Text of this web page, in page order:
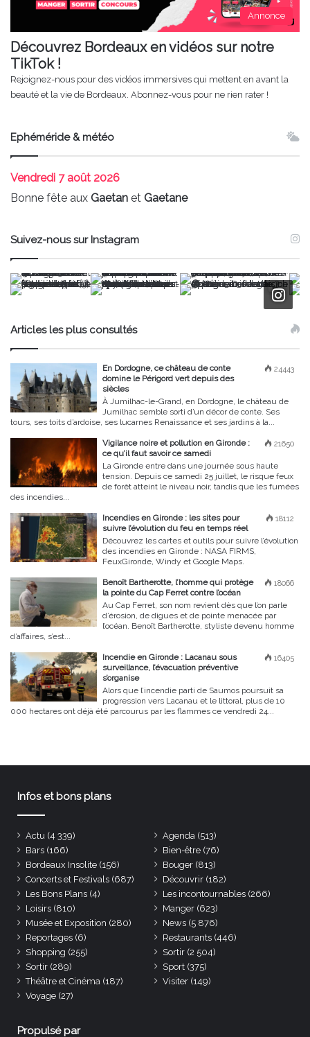
Annonce
Découvrez Bordeaux en vidéos sur notre
TikTok !
Rejoignez-nous pour des vidéos immersives qui mettent en avant la
beauté et la vie de Bordeaux. Abonnez-vous pour ne rien rater !
Ephéméride & météo
Vendredi 7 août 2026
Bonne fête aux Gaetan et Gaetane
Suivez-nous sur Instagram
Articles les plus consultés
24443
En Dordogne, ce château de conte
domine le Périgord vert depuis des
siècles
À Jumilhac-le-Grand, en Dordogne, le château de
Jumilhac semble sorti d’un décor de conte. Ses
tours, ses toits d’ardoise, ses lucarnes Renaissance et ses jardins à la...
21650
Vigilance noire et pollution en Gironde :
ce qu’il faut savoir ce samedi
La Gironde entre dans une journée sous haute
tension. Depuis ce samedi 25 juillet, le risque feux
de forêt atteint le niveau noir, tandis que les fumées
des incendies...
18112
Incendies en Gironde : les sites pour
suivre l’évolution du feu en temps réel
Découvrez les cartes et outils pour suivre l’évolution
des incendies en Gironde : NASA FIRMS,
FeuxGironde, Windy et Google Maps.
18066
Benoît Bartherotte, l’homme qui protège
la pointe du Cap Ferret contre l’océan
Au Cap Ferret, son nom revient dès que l’on parle
d’érosion, de digues et de pointe menacée par
l’océan. Benoît Bartherotte, styliste devenu homme
d’affaires, s’est...
16405
Incendie en Gironde : Lacanau sous
surveillance, l’évacuation préventive
s’organise
Alors que l’incendie parti de Saumos poursuit sa
progression vers Lacanau et le littoral, plus de 10
000 hectares ont déjà été parcourus par les flammes ce vendredi 24...
Infos et bons plans
Actu (4 339) Agenda (513)
Bars (166) Bien-être (76)
Bordeaux Insolite (156) Bouger (813)
Concerts et Festivals (687) Découvrir (182)
Les Bons Plans (4) Les incontournables (266)
Loisirs (810) Manger (623)
Musée et Exposition (280) News (5 876)
Reportages (6) Restaurants (446)
Shopping (255) Sortir (2 504)
Sortir (289) Sport (375)
Théâtre et Cinéma (187) Visiter (149)
Voyage (27)
Propulsé par